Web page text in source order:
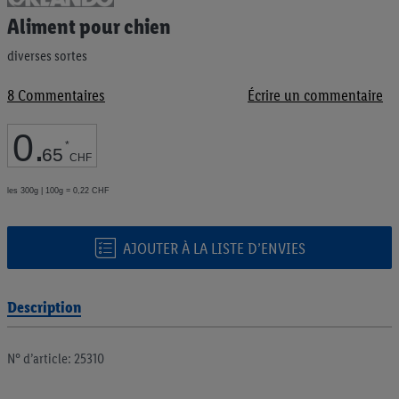
Aliment pour chien
diverses sortes
8 Commentaires Écrire un commentaire
0.65 *
CHF
les 300g | 100g = 0,22 CHF
AJOUTER À LA LISTE D’ENVIES
au
début
de
la
d’images
Description
N° d’article: 25310